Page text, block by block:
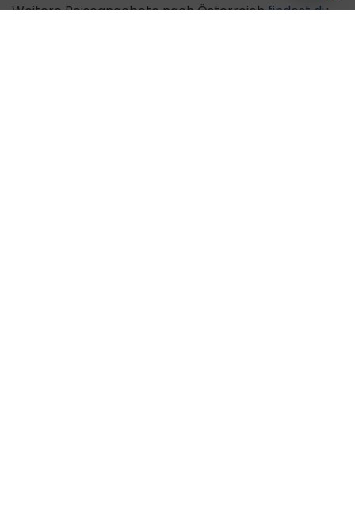
Weitere Reiseangebote nach Österreichfindest du